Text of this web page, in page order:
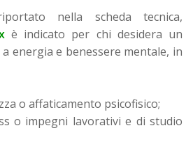
nella scheda tecnica,
è indicato per chi desidera un
energia e benessere mentale, in
o affaticamento psicofisico;
o impegni lavorativi e di studio